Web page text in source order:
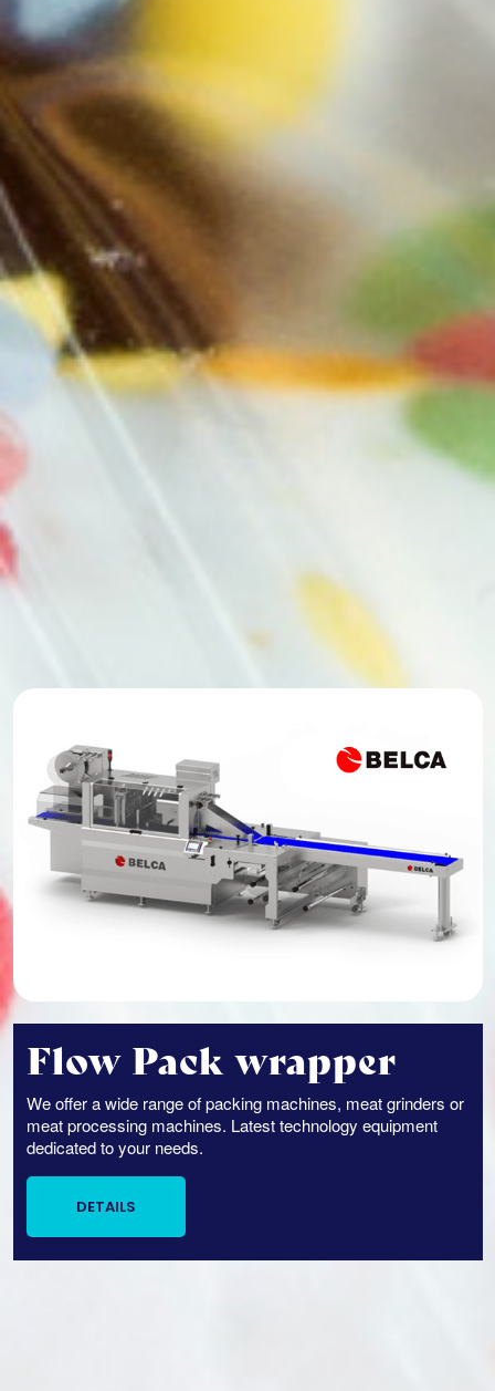
Flow Pack wrapper
We offer a wide range of packing machines, meat grinders or
meat processing machines. Latest technology equipment
dedicated to your needs.
DETAILS